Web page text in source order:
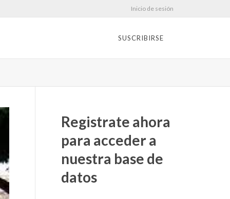
Inicio de sesión
SUSCRIBIRSE
Registrate ahora
para acceder a
nuestra base de
datos